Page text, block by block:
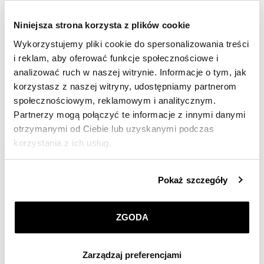
Niniejsza strona korzysta z plików cookie
Wykorzystujemy pliki cookie do spersonalizowania treści
i reklam, aby oferować funkcje społecznościowe i
analizować ruch w naszej witrynie. Informacje o tym, jak
korzystasz z naszej witryny, udostępniamy partnerom
społecznościowym, reklamowym i analitycznym.
Partnerzy mogą połączyć te informacje z innymi danymi
otrzymanymi od Ciebie lub uzyskanymi podczas
korzystania z ich usług.
przez nas plików cookie znajdziesz wPolityce
prywatności.
korzystamy. Możesz również wybrać jaki rodzaj plików
Pokaż szczegóły
ZGODA
Zarządzaj preferencjami
Zawieszka srebrna beads z emalią - pingwin
169 zł